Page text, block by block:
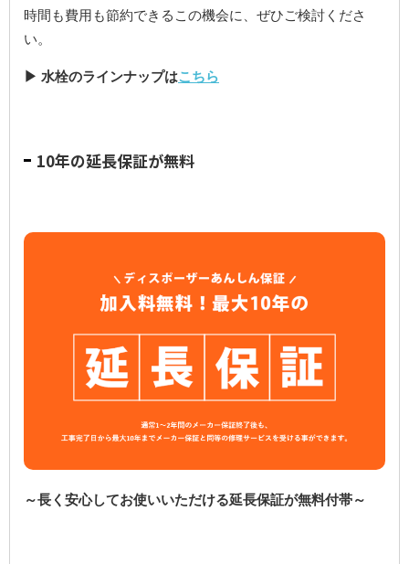
時間も費用も節約できるこの機会に、ぜひご検討くださ
い。
▶ 水栓のラインナップはこちら
10年の延長保証が無料
～長く安心してお使いいただける延長保証が無料付帯～